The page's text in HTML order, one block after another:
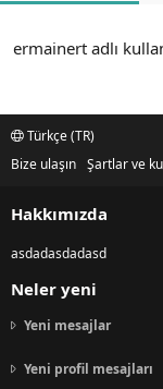
ermainert adlı
Türkçe (TR)
Bize ulaşın Şartlar ve
Hakkımızda
asdadasdadasd
Neler yeni
Yeni mesajlar
Yeni profil mesajları